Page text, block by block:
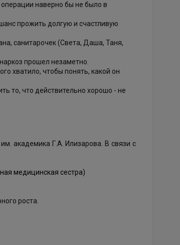
наверно бы не было в
прожить долгую и счастливую
санитарочек (Света, Даша, Таня,
прошел незаметно.
хватило, чтобы понять, какой он
то, что действительно хорошо - не
академика Г.А. Илизарова. В связи с
медицинская сестра)
роста.